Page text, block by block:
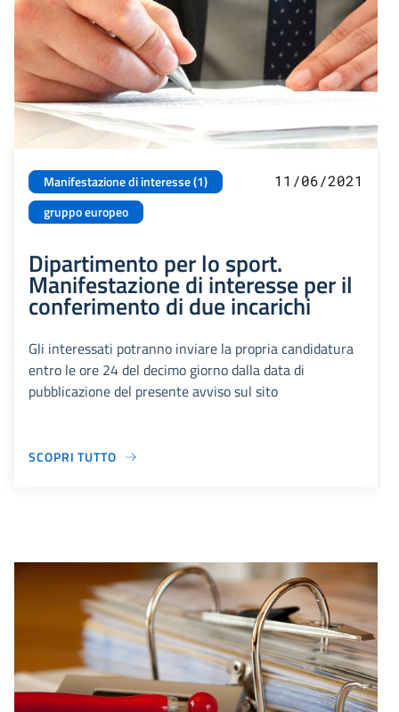
Manifestazione di interesse (1)
gruppo europeo
11/06/2021
Dipartimento per lo sport.
Manifestazione di interesse per il
conferimento di due incarichi
Gli interessati potranno inviare la propria candidatura
entro le ore 24 del decimo giorno dalla data di
pubblicazione del presente avviso sul sito
SCOPRI TUTTO